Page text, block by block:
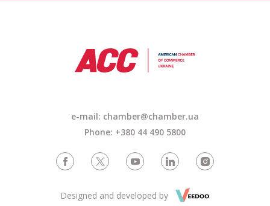
e-mail: chamber@chamber.ua
Phone: +380 44 490 5800
Designed and developed by